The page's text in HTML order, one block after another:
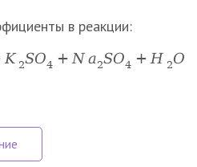
в реакции:
K 2SO4 + Na2SO4 + H 2O